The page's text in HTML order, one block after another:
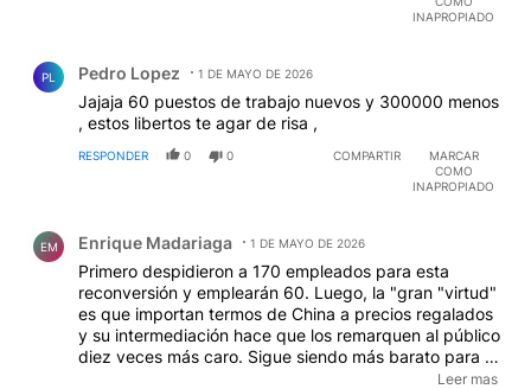
INAPROPIADO
PL Pedro Lopez 1 DE MAYO DE 2026
Jajaja 60 puestos de trabajo nuevos y 300000 menos
, estos libertos te agar de risa ,
RESPONDER 0 0 COMPARTIR
MARCAR
COMO
INAPROPIADO
EM Enrique Madariaga 1 DE MAYO DE 2026
Primero despidieron a 170 empleados para esta
reconversión y emplearán 60. Luego, la "gran "virtud"
es que importan termos de China a precios regalados
y su intermediación hace que los remarquen al público
diez veces más caro. Sigue siendo más barato para el
que tiene la suerte de viajar o comprarse el famoso
Leer mas